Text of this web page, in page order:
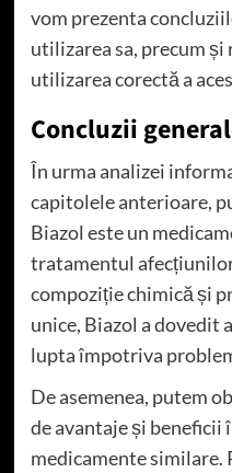
vom prezenta
utilizarea sa, precum
utilizarea corectă a
Concluzii
În urma analizei
capitolele anterioare,
Biazol este un
tratamentul
compoziție chimică și
unice, Biazol a dovedit
lupta împotriva
De asemenea, putem
de avantaje și beneficii
medicamente similare.